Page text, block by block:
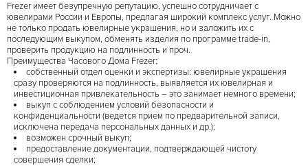
Frezer имеет безупречную репутацию, успешно сотрудничает с
ювелирами России и Европы, предлагая широкий комплекс услуг. Можно
не только продать ювелирные украшения, но и заложить их с
последующим выкупом, обменять изделия по программе trade-in,
проверить продукцию на подлинность и проч.
Преимущества Часового Дома Frezer:
собственный отдел оценки и экспертизы: ювелирные украшения
сразу проверяются на подлинность, выявляется их ювелирная и
инвестиционная привлекательность – это занимает немного времени;
выкуп с соблюдением условий безопасности и
конфиденциальности (ведется прием по предварительной записи,
исключена передача персональных данных и др.);
возможен срочный выкуп;
предоставление документации, подтверждающей чистоту
совершения сделки;